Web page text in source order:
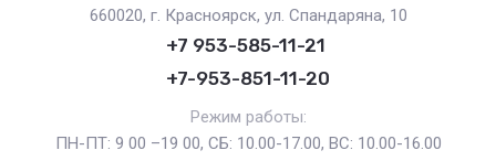
660020, г. Красноярск, ул. Спандаряна, 10
+7 953-585-11-21
+7-953-851-11-20
Режим работы:
ПН-ПТ: 9 00 –19 00, СБ: 10.00-17.00, ВС: 10.00-16.00